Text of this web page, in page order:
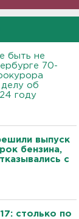
быть не
70-
об
году
выпуск
бензина,
с
столько по